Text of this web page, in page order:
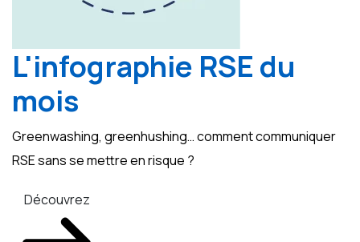
L'infographie RSE du
mois
Greenwashing, greenhushing… comment communiquer
RSE sans se mettre en risque ?
Découvrez